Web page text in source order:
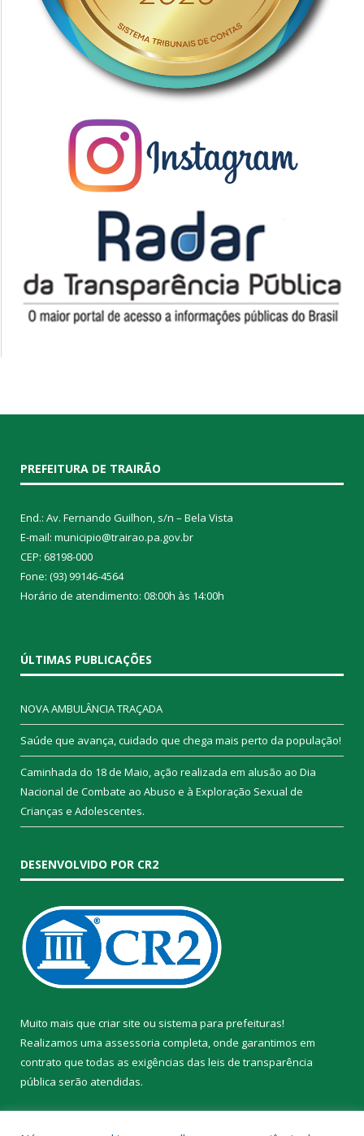
PREFEITURA DE TRAIRÃO
End.: Av. Fernando Guilhon, s/n – Bela Vista
E-mail: municipio@trairao.pa.gov.br
CEP: 68198-000
Fone: (93) 99146-4564
Horário de atendimento: 08:00h às 14:00h
ÚLTIMAS PUBLICAÇÕES
NOVA AMBULÂNCIA TRAÇADA
Saúde que avança, cuidado que chega mais perto da população!
Caminhada do 18 de Maio, ação realizada em alusão ao Dia
Nacional de Combate ao Abuso e à Exploração Sexual de
Crianças e Adolescentes.
DESENVOLVIDO POR CR2
Muito mais que criar site ou sistema para prefeituras!
Realizamos uma assessoria completa, onde garantimos em
contrato que todas as exigências das leis de transparência
pública serão atendidas.